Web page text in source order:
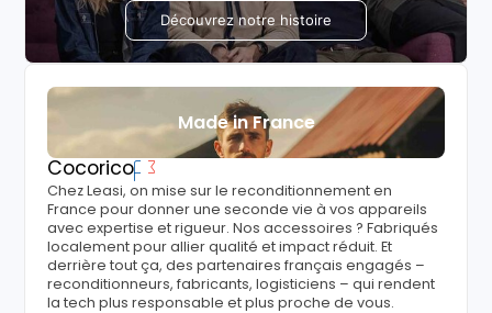
Découvrez notre histoire
Made in France
Cocorico
Chez Leasi, on mise sur le reconditionnement en
France pour donner une seconde vie à vos appareils
avec expertise et rigueur. Nos accessoires ? Fabriqués
localement pour allier qualité et impact réduit. Et
derrière tout ça, des partenaires français engagés –
reconditionneurs, fabricants, logisticiens – qui rendent
la tech plus responsable et plus proche de vous.